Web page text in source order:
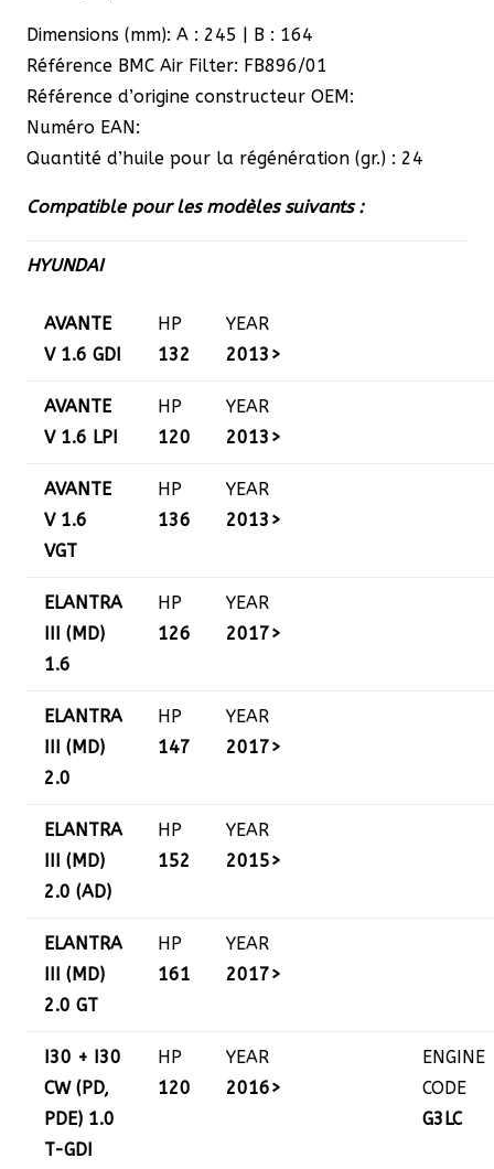
Dimensions (mm): A : 245 | B : 164
Référence BMC Air Filter: FB896/01
Référence d’origine constructeur OEM:
Numéro EAN:
Quantité d’huile pour la régénération (gr.) : 24
Compatible pour les modèles suivants :
HYUNDAI
AVANTE
V 1.6 GDI
HP
132
YEAR
2013>
AVANTE
V 1.6 LPI
HP
120
YEAR
2013>
AVANTE
V 1.6
VGT
HP
136
YEAR
2013>
ELANTRA
III (MD)
1.6
HP
126
YEAR
2017>
ELANTRA
III (MD)
2.0
HP
147
YEAR
2017>
ELANTRA
III (MD)
2.0 (AD)
HP
152
YEAR
2015>
ELANTRA
III (MD)
2.0 GT
HP
161
YEAR
2017>
I30 + I30
CW (PD,
PDE) 1.0
T-GDI
HP
120
YEAR
2016>
ENGINE
CODE
G3LC